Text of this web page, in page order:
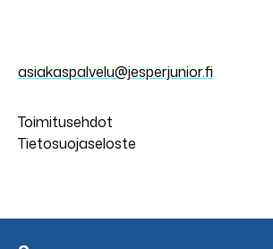
asiakaspalvelu@jesperjunior.fi
Toimitusehdot
Tietosuojaseloste